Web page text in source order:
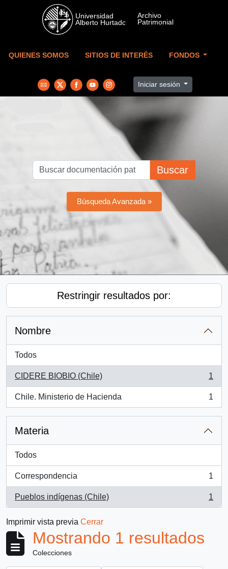
Skip to main content
QUIENES SOMOS SITIOS DE INTERÉS FONDOS
Iniciar sesión
Buscar
Búsqueda Avanzada »
Restringir resultados por:
Nombre
Todos
CIDERE BIOBIO (Chile)
, 1 resultados
1
Chile. Ministerio de Hacienda
, 1 resultados
1
Materia
Todos
Correspondencia
, 1 resultados
1
Pueblos indígenas (Chile)
, 1 resultados
1
Imprimir vista previa Cerrar
Mostrando 1 resultados
Colecciones